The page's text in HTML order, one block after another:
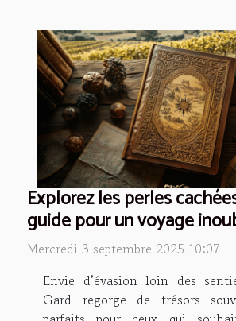
Explorez les perles
guide pour un voyage
Mercredi 3 septembre 2025 10:07
Envie d’évasion loin des
Gard regorge de trésors